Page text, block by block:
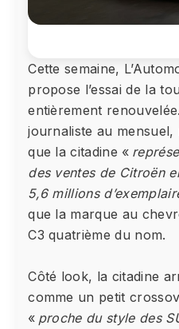
Cette semaine,
propose l’essai de la
entièrement
journaliste au mensuel,
que la citadine «
des ventes de Citroën
5,6 millions
que la marque au
C3 quatrième du nom.
Côté look, la citadine
comme un petit
« proche du style des